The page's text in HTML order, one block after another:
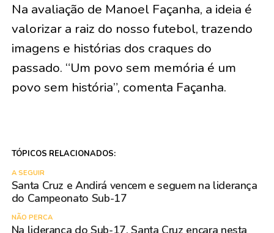
Na avaliação de Manoel Façanha, a ideia é
valorizar a raiz do nosso futebol, trazendo
imagens e histórias dos craques do
passado. “Um povo sem memória é um
povo sem história”, comenta Façanha.
TÓPICOS RELACIONADOS:
A SEGUIR
Santa Cruz e Andirá vencem e seguem na liderança
do Campeonato Sub-17
NÃO PERCA
Na liderança do Sub-17, Santa Cruz encara nesta